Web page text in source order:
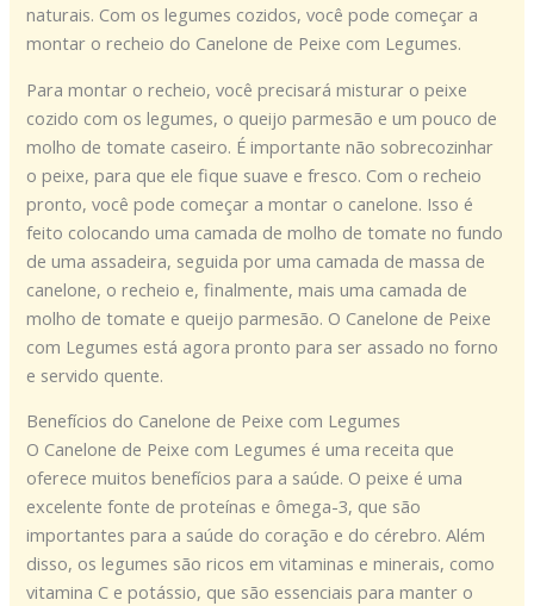
naturais. Com os legumes cozidos, você pode começar a
montar o recheio do Canelone de Peixe com Legumes.
Para montar o recheio, você precisará misturar o peixe
cozido com os legumes, o queijo parmesão e um pouco de
molho de tomate caseiro. É importante não sobrecozinhar
o peixe, para que ele fique suave e fresco. Com o recheio
pronto, você pode começar a montar o canelone. Isso é
feito colocando uma camada de molho de tomate no fundo
de uma assadeira, seguida por uma camada de massa de
canelone, o recheio e, finalmente, mais uma camada de
molho de tomate e queijo parmesão. O Canelone de Peixe
com Legumes está agora pronto para ser assado no forno
e servido quente.
Benefícios do Canelone de Peixe com Legumes
O Canelone de Peixe com Legumes é uma receita que
oferece muitos benefícios para a saúde. O peixe é uma
excelente fonte de proteínas e ômega-3, que são
importantes para a saúde do coração e do cérebro. Além
disso, os legumes são ricos em vitaminas e minerais, como
vitamina C e potássio, que são essenciais para manter o